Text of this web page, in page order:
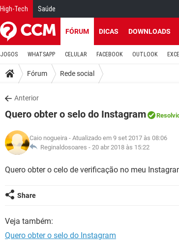
High-Tech Saúde
FÓRUM DICAS DOWNLOADS
JOGOS WHATSAPP CELULAR FACEBOOK OUTLOOK
Fórum Rede social
Anterior
Quero obter o selo do Instagram
Caio nogueira - Atualizado em 9 set 2017 às 08:06
Reginaldosoares - 20 abr 2018 às 15:22
Quero obter o celo de verificação no meu
Share
Veja também:
Quero obter o selo do Instagram